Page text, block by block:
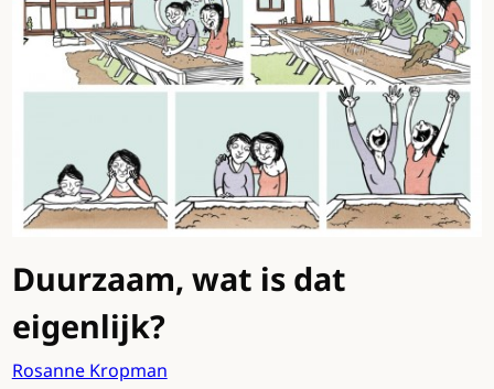
Duurzaam, wat is dat
eigenlijk?
Rosanne Kropman